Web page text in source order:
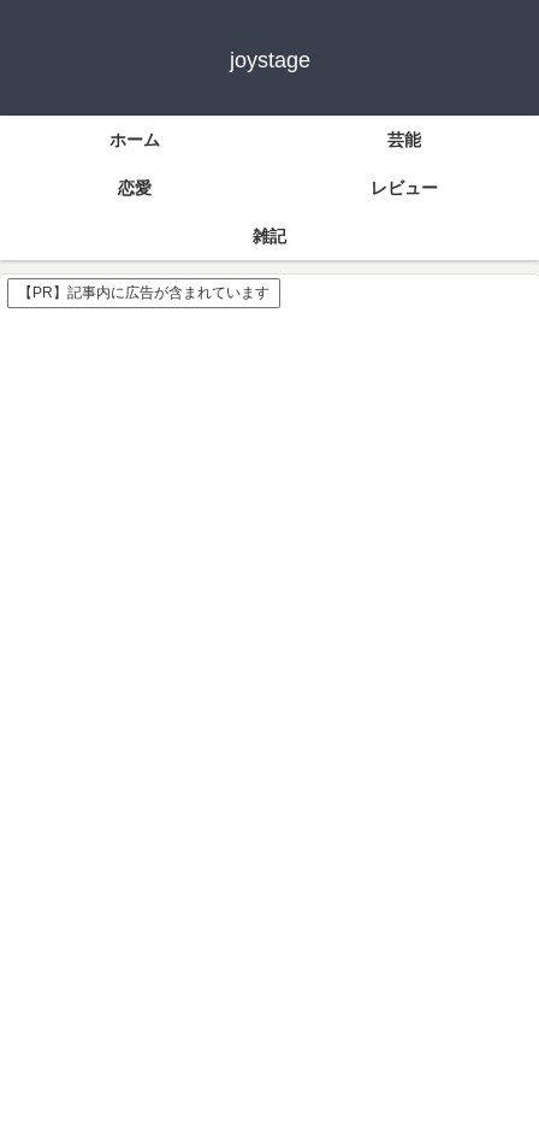
joystage
ホーム 芸能
恋愛 レビュー
雑記
【PR】記事内に広告が含まれています